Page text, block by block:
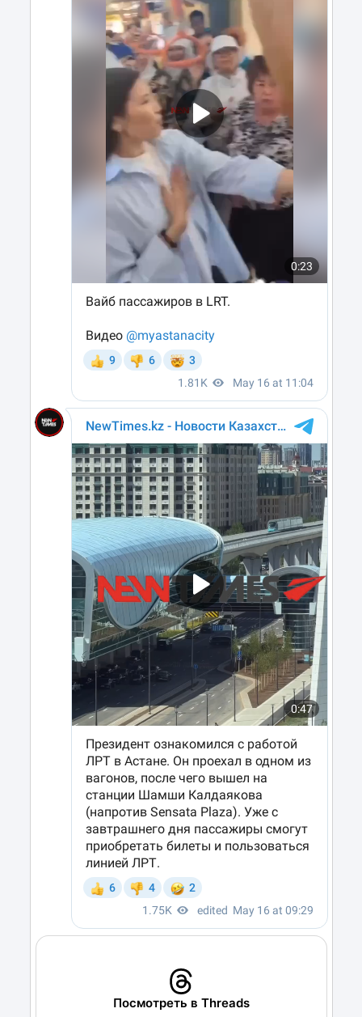
Посмотреть в Threads